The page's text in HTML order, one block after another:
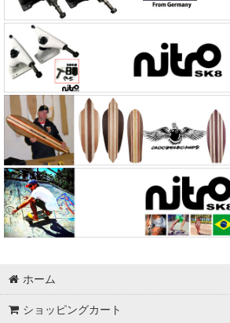
ホーム
ショッピングカート